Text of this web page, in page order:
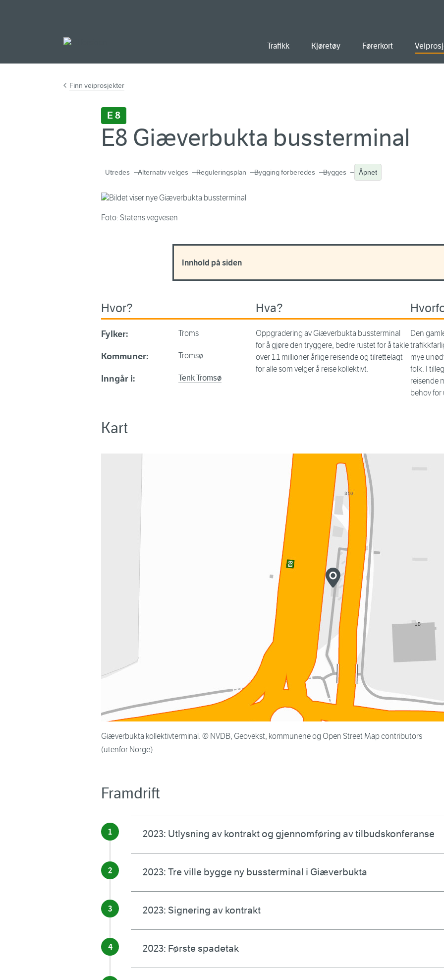
Trafikk Kjøretøy Førerkort
Finn veiprosjekter
E 8
E8 Giæverbukta bussterminal
Utredes Alternativ velges Reguleringsplan Bygging forberedes Bygges Åpnet
Foto: Statens vegvesen
Innhold på siden
Hvor?
Fylker: Troms
Kommuner: Tromsø
Inngår i: Tenk Tromsø
Hva?
Oppgradering av Giæverbukta bussterminal
for å gjøre den tryggere, bedre rustet for å takle
over 1.1 millioner årlige reisende og tilrettelagt
for alle som velger å reise kollektivt.
Den
mye
folk. I
reisende
behov for
Kart
Giæverbukta kollektivterminal. © NVDB, Geovekst, kommunene og Open Street Map contributors
(utenfor Norge)
Framdrift
2023: Utlysning av kontrakt og gjennomføring av tilbudskonferanse
2023: Tre ville bygge ny bussterminal i Giæverbukta
2023: Signering av kontrakt
2023: Første spadetak